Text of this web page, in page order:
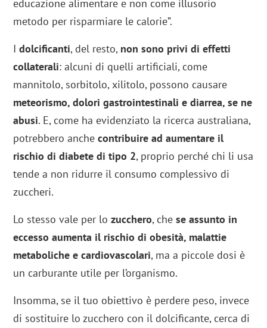
educazione alimentare e non come illusorio
metodo per risparmiare le calorie”.
Idolcificanti, del resto, non sono privi di effetti
collaterali: alcuni di quelli artificiali, come
mannitolo, sorbitolo, xilitolo, possono causare
meteorismo, dolori gastrointestinali e diarrea, se ne
abusi. E, come ha evidenziato la ricerca australiana,
potrebbero anchecontribuire ad aumentare il
rischio di diabete di tipo 2, proprio perché chi li usa
tende a non ridurre il consumo complessivo di
zuccheri.
Lo stesso vale per lo zucchero, chese assunto in
eccesso aumenta il rischio di obesità, malattie
metaboliche e cardiovascolari, ma a piccole dosi è
un carburante utile per l’organismo.
Insomma, se il tuo obiettivo è perdere peso, invece
di sostituire lo zucchero con il dolcificante, cerca di